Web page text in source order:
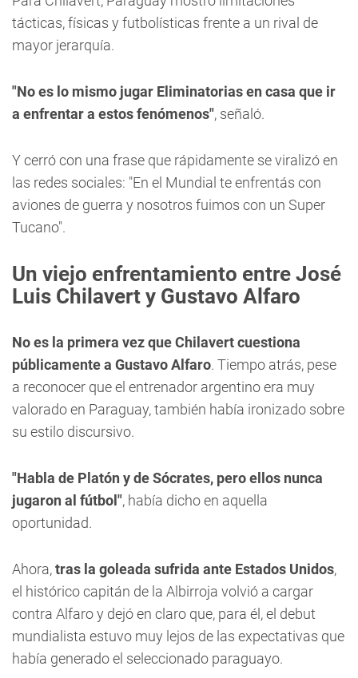
tácticas, físicas y futbolísticas frente a un rival de
mayor jerarquía.
"No es lo mismo jugar Eliminatorias en casa que ir
a enfrentar a estos fenómenos", señaló.
Y cerró con una frase que rápidamente se viralizó en
las redes sociales: "En el Mundial te enfrentás con
aviones de guerra y nosotros fuimos con un Super
Tucano".
Un viejo enfrentamiento entre José
Luis Chilavert y Gustavo Alfaro
No es la primera vez que Chilavert cuestiona
públicamente a Gustavo Alfaro. Tiempo atrás, pese
a reconocer que el entrenador argentino era muy
valorado en Paraguay, también había ironizado sobre
su estilo discursivo.
"Habla de Platón y de Sócrates, pero ellos nunca
jugaron al fútbol", había dicho en aquella
oportunidad.
Ahora,tras la goleada sufrida ante Estados Unidos,
el histórico capitán de la Albirroja volvió a cargar
contra Alfaro y dejó en claro que, para él, el debut
mundialista estuvo muy lejos de las expectativas que
había generado el seleccionado paraguayo.